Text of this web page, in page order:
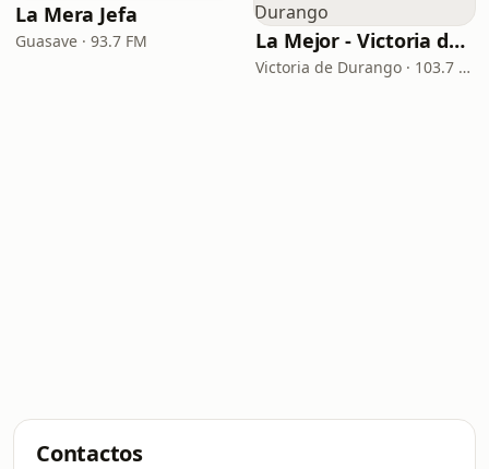
La Mera Jefa
Guasave · 93.7 FM La Mejor - Victoria de Durango
Victoria de Durango · 103.7 FM - 760 AM
Contactos